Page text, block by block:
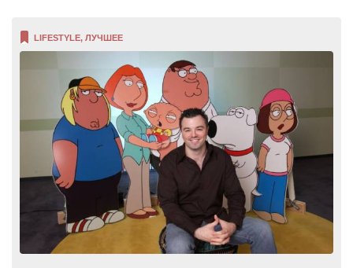
LIFESTYLE, ЛУЧШЕЕ